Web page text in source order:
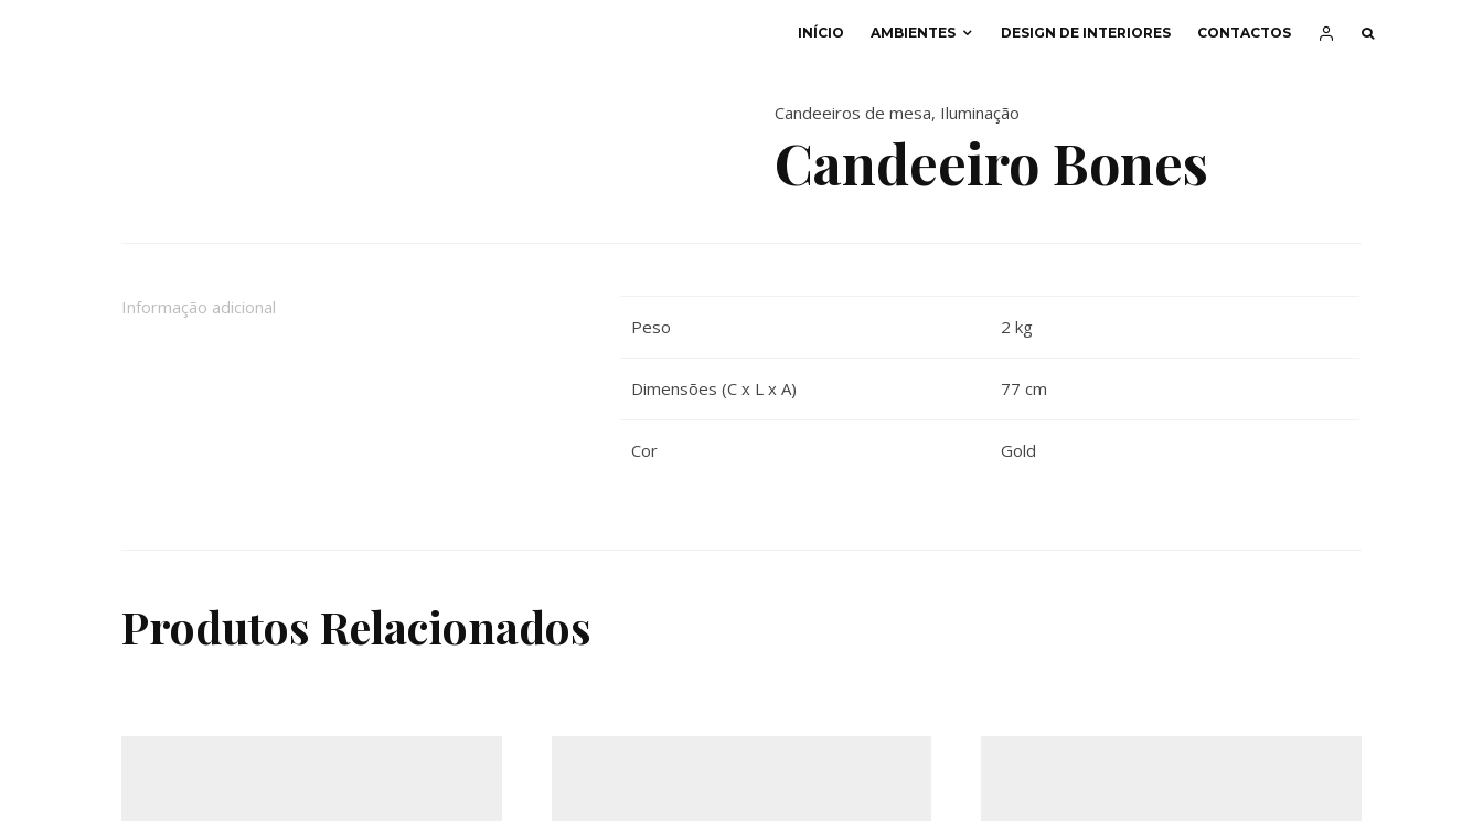
INÍCIO AMBIENTES DESIGN DE INTERIORES CONTACTOS
Candeeiros de mesa, Iluminação
Candeeiro Bones
Informação adicional
Peso
2 kg
Dimensões (C x L x A) 77 cm
Cor Gold
Produtos Relacionados